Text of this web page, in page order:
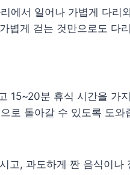
에서 일어나 가볍게 다리
볍게 걷는 것만으로도 다
15~20분 휴식 시간을 가
로 돌아갈 수 있도록 도와
고, 과도하게 짠 음식이나